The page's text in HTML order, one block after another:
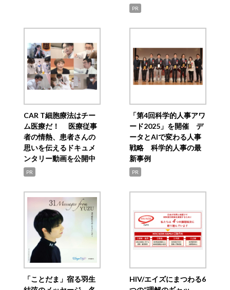
PR
CAR T細胞療法はチー
ム医療だ！ 医療従事
者の情熱、患者さんの
思いを伝えるドキュメ
ンタリー動画を公開中
PR
「第4回科学的人事アワ
ード2025」を開催 デ
ータとAIで変わる人事
戦略 科学的人事の最
新事例
PR
「ことだま」宿る羽生
HIV/エイズにまつわる6